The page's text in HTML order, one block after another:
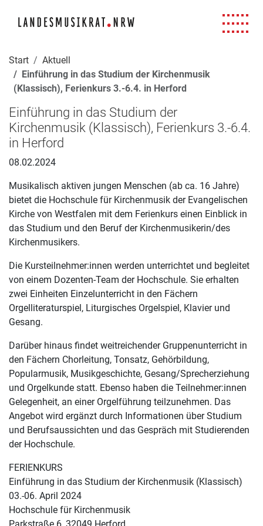
Start
Aktuell
Einführung in das Studium der Kirchenmusik
(Klassisch), Ferienkurs 3.-6.4. in Herford
Einführung in das Studium der
Kirchenmusik (Klassisch), Ferienkurs 3.-6.4.
in Herford
08.02.2024
Musikalisch aktiven jungen Menschen (ab ca. 16 Jahre)
bietet die Hochschule für Kirchenmusik der Evangelischen
Kirche von Westfalen mit dem Ferienkurs einen Einblick in
das Studium und den Beruf der Kirchenmusikerin/des
Kirchenmusikers.
Die Kursteilnehmer:innen werden unterrichtet und begleitet
von einem Dozenten-Team der Hochschule. Sie erhalten
zwei Einheiten Einzelunterricht in den Fächern
Orgelliteraturspiel, Liturgisches Orgelspiel, Klavier und
Gesang.
Darüber hinaus findet weitreichender Gruppenunterricht in
den Fächern Chorleitung, Tonsatz, Gehörbildung,
Popularmusik, Musikgeschichte, Gesang/Sprecherziehung
und Orgelkunde statt. Ebenso haben die Teilnehmer:innen
Gelegenheit, an einer Orgelführung teilzunehmen. Das
Angebot wird ergänzt durch Informationen über Studium
und Berufsaussichten und das Gespräch mit Studierenden
der Hochschule.
FERIENKURS
Einführung in das Studium der Kirchenmusik (Klassisch)
03.-06. April 2024
Hochschule für Kirchenmusik